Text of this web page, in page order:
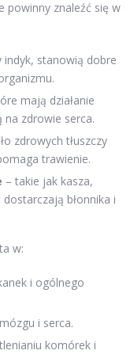
powinny znaleźć się w
indyk, stanowią dobre
mają działanie
na zdrowie serca.
zdrowych tłuszczy
trawienie.
– takie jak kasza,
błonnika i
w:
i ogólnego
i serca.
komórek i